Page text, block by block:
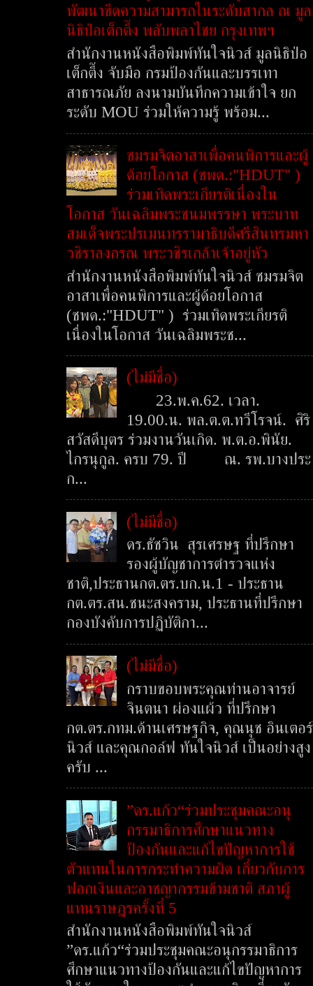
พัฒนาขีดความสามารถในระดับสากล ณ มูล
นิธิป่อเต็กตึ๊ง พลับพลาไชย กรุงเทพฯ
สำนักงานหนังสือพิมพ์ทันใจนิวส์ มูลนิธิป่อ
เต็กตึ๊ง จับมือ กรมป้องกันและบรรเทา
สาธารณภัย ลงนามบันทึกความเข้าใจ ยก
ระดับ MOU ร่วมให้ความรู้ พร้อม...
ชมรมจิตอาสาเพื่อคนพิการและผู้
ด้อยโอกาส (ชพด.:"HDUT" )
ร่วมเทิดพระเกียรติเนื่องใน
โอกาส วันเฉลิมพระชนมพรรษา พระบาท
สมเด็จพระปรเมนทรรามาธิบดีศรีสินทรมหา
วชิราลงกรณ พระวชิรเกล้าเจ้าอยู่หัว
สำนักงานหนังสือพิมพ์ทันใจนิวส์ ชมรมจิต
อาสาเพื่อคนพิการและผู้ด้อยโอกาส
(ชพด.:"HDUT" ) ร่วมเทิดพระเกียรติ
เนื่องในโอกาส วันเฉลิมพระช...
(ไม่มีชื่อ)
23.พ.ค.62. เวลา.
19.00.น. พล.ต.ต.ทวีโรจน์. ศิริ
สวัสดีบุตร ร่วมงานวันเกิด. พ.ต.อ.พินัย.
ไกรนุกูล. ครบ 79. ปี ณ. รพ.บางประ
ก...
(ไม่มีชื่อ)
ดร.ธัชวิน สุรเศรษฐ ที่ปรึกษา
รองผู้บัญชาการตำรวจแห่ง
ชาติ,ประธานกต.ตร.บก.น.1 - ประธาน
กต.ตร.สน.ชนะสงคราม, ประธานที่ปรึกษา
กองบังคับการปฏิบัติกา...
(ไม่มีชื่อ)
กราบขอบพระคุณท่านอาจารย์
จินตนา ผ่องแผ้ว ที่ปรึกษา
กต.ตร.กทม.ด้านเศรษฐกิจ, คุณนุช อินเตอร์
นิวส์ และคุณกอล์ฟ ทันใจนิวส์ เป็นอย่างสูง
ครับ ...
”ดร.แก้ว“ร่วมประชุมคณะอนุ
กรรมาธิการศึกษาแนวทาง
ป้องกันและแก้ไขปัญหาการใช้
ตัวแทนในการกระทำความผิด เกี่ยวกับการ
ฟอกเงินและอาชญากรรมข้ามชาติ สภาผู้
แทนราษฎรครั้งที่ 5
สำนักงานหนังสือพิมพ์ทันใจนิวส์
”ดร.แก้ว“ร่วมประชุมคณะอนุกรรมาธิการ
ศึกษาแนวทางป้องกันและแก้ไขปัญหาการ